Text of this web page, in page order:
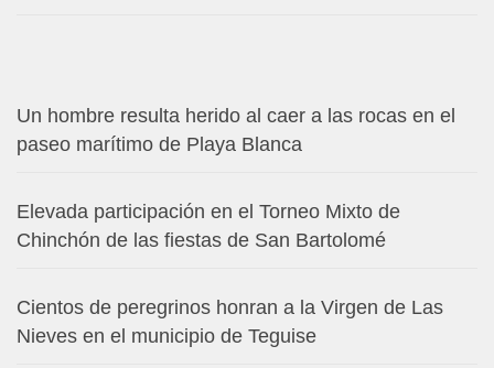
Un hombre resulta herido al caer a las rocas en el
paseo marítimo de Playa Blanca
Elevada participación en el Torneo Mixto de
Chinchón de las fiestas de San Bartolomé
Cientos de peregrinos honran a la Virgen de Las
Nieves en el municipio de Teguise